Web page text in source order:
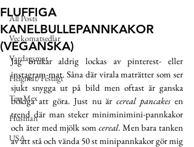
All Posts
Veckomatsedlar
Vardagsmat
Helgmat/Festligt
Tex-Mex
Husman
USA
FLUFFIGA
KANELBULLEPANNKAKOR
(VEGANSKA)
Jag brukar aldrig lockas av pinterest- eller
instagram-mat. Såna där virala maträtter som ser
sjukt snygga ut på bild men oftast är ganska
bökiga att göra. Just nu är cereal pancakes en
trend där man steker miniminimini-pannkakor
och äter med mjölk som cereal. Men bara tanken
av att stå och vända 50 st minipannkakor gör mig